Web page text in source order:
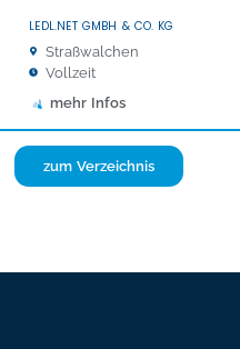
LEDL.NET GMBH & CO. KG
Straßwalchen
Vollzeit
mehr Infos
zum Verzeichnis